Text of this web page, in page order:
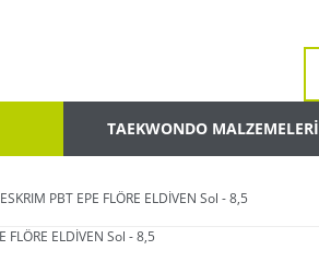
TAEKWONDO MALZEMELERİ
ESKRIM PBT EPE FLÖRE ELDİVEN Sol - 8,5